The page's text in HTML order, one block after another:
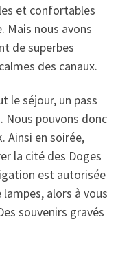
et confortables
Mais nous avons
de superbes
des canaux.
le séjour, un pass
Nous pouvons donc
Ainsi en soirée,
la cité des Doges
est autorisée
alors à vous
souvenirs gravés